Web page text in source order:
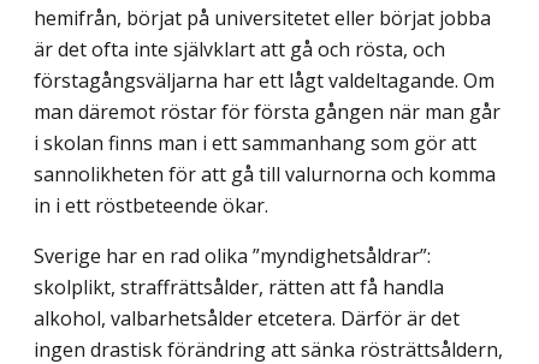
hemifrån, börjat på universitetet eller börjat jobba
är det ofta inte självklart att gå och rösta, och
första­gångsväljarna har ett lågt valdeltagande. Om
man däremot röstar för första gången när man går
i skolan finns man i ett sammanhang som gör att
sannolikheten för att gå till valurnorna och komma
in i ett röstbeteende ökar.
Sverige har en rad olika ”myndighetsåldrar”:
skolplikt, straffrättsålder, rätten att få handla
alkohol, valbarhetsålder etcetera. Därför är det
ingen drastisk förändring att sänka rösträttsåldern,